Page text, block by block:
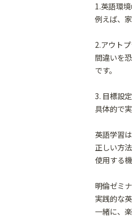
1.英語環
例えば、
2.アウト
間違いを
です。
3. 目標設
具体的で
英語学習
正しい方
使用する
明倫ゼミ
実践的な
一緒に、